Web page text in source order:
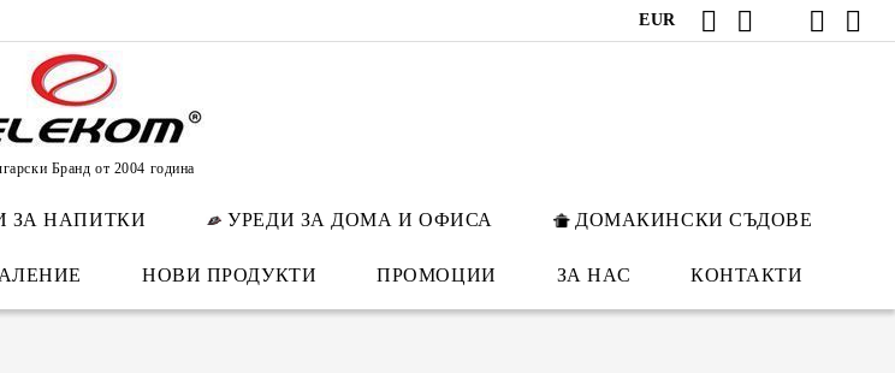
EUR
Бранд от 2004 година
ЗА НАПИТКИ УРЕДИ ЗА ДОМА И ОФИСА ДОМАКИНСКИ СЪДОВЕ
НОВИ ПРОДУКТИ ПРОМОЦИИ ЗА НАС КОНТАКТИ